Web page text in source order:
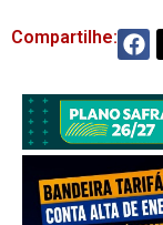
Compartilhe: